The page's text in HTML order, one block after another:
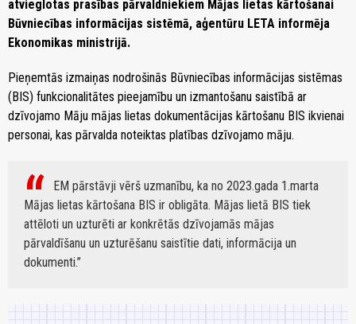
atvieglotas prasības pārvaldniekiem Mājas lietas kārtošanai
Būvniecības informācijas sistēmā, aģentūru LETA informēja
Ekonomikas ministrijā.
Pieņemtās izmaiņas nodrošinās Būvniecības informācijas sistēmas
(BIS) funkcionalitātes pieejamību un izmantošanu saistībā ar
dzīvojamo Māju mājas lietas dokumentācijas kārtošanu BIS ikvienai
personai, kas pārvalda noteiktas platības dzīvojamo māju.
EM pārstāvji vērš uzmanību, ka no 2023.gada 1.marta
Mājas lietas kārtošana BIS ir obligāta. Mājas lietā BIS tiek
attēloti un uzturēti ar konkrētās dzīvojamās mājas
pārvaldīšanu un uzturēšanu saistītie dati, informācija un
dokumenti.